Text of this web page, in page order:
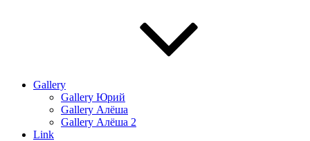
Gallery
Gallery Юрий
Gallery Алёша
Gallery Алёша 2
Link